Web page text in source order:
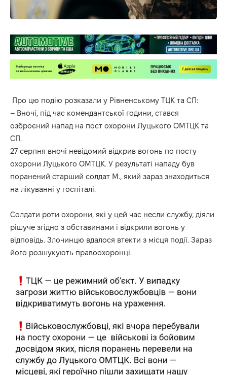
Про цю подію розказали у Рівненському ТЦК та СП:
– Вночі, під час комендантської години, стався
озброєний напад на пост охорони Луцького ОМТЦК та
СП.
27 серпня вночі невідомий відкрив вогонь по посту
охорони Луцького ОМТЦК. У результаті нападу був
поранений старший солдат М., який зараз знаходиться
на лікуванні у госпіталі.
Солдати роти охорони, які у цей час несли службу, діяли
рішуче згідно з обставинами і відкрили вогонь у
відповідь. Злочинцю вдалося втекти з місця події. Зараз
його розшукують правоохоронці.